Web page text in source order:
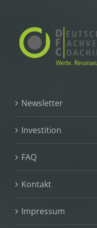
Newsletter
Investition
FAQ
Kontakt
Impressum